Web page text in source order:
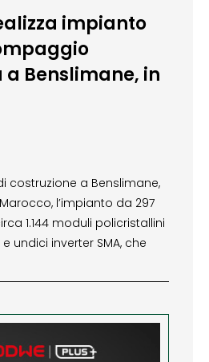
impianto
a Benslimane, in
costruzione a Benslimane,
l’impianto da 297
1.144 moduli policristallini
undici inverter SMA, che